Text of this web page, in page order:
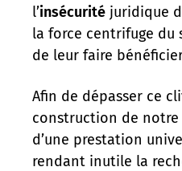
l’insécurité juridique
la force centrifuge du
de leur faire
Afin de dépasser ce
construction de notre
d’une prestation
rendant inutile la